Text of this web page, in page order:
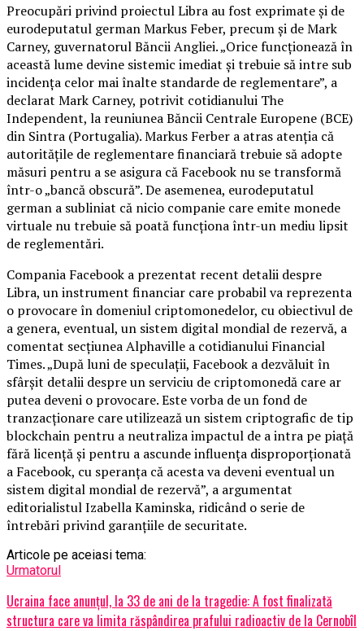
Preocupări privind proiectul Libra au fost exprimate şi de
eurodeputatul german Markus Feber, precum şi de Mark
Carney, guvernatorul Băncii Angliei. „Orice funcţionează în
această lume devine sistemic imediat şi trebuie să intre sub
incidenţa celor mai înalte standarde de reglementare”, a
declarat Mark Carney, potrivit cotidianului The
Independent, la reuniunea Băncii Centrale Europene (BCE)
din Sintra (Portugalia). Markus Ferber a atras atenţia că
autorităţile de reglementare financiară trebuie să adopte
măsuri pentru a se asigura că Facebook nu se transformă
într-o „bancă obscură”. De asemenea, eurodeputatul
german a subliniat că nicio companie care emite monede
virtuale nu trebuie să poată funcţiona într-un mediu lipsit
de reglementări.
Compania Facebook a prezentat recent detalii despre
Libra, un instrument financiar care probabil va reprezenta
o provocare în domeniul criptomonedelor, cu obiectivul de
a genera, eventual, un sistem digital mondial de rezervă, a
comentat secţiunea Alphaville a cotidianului Financial
Times. „După luni de speculaţii, Facebook a dezvăluit în
sfârşit detalii despre un serviciu de criptomonedă care ar
putea deveni o provocare. Este vorba de un fond de
tranzacţionare care utilizează un sistem criptografic de tip
blockchain pentru a neutraliza impactul de a intra pe piaţă
fără licenţă şi pentru a ascunde influenţa disproporţionată
a Facebook, cu speranţa că acesta va deveni eventual un
sistem digital mondial de rezervă”, a argumentat
editorialistul Izabella Kaminska, ridicând o serie de
întrebări privind garanţiile de securitate.
Articole pe aceiasi tema:
Urmatorul
Ucraina face anunţul, la 33 de ani de la tragedie: A fost finalizată
structura care va limita răspândirea prafului radioactiv de la Cernobîl